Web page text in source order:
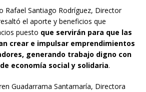
Rafael Santiago Rodríguez, Director
el aporte y beneficios que
puesto que servirán para que las
crear e impulsar emprendimientos
generando trabajo digno con
economía social y solidaria.
Guadarrama Santamaría, Directora